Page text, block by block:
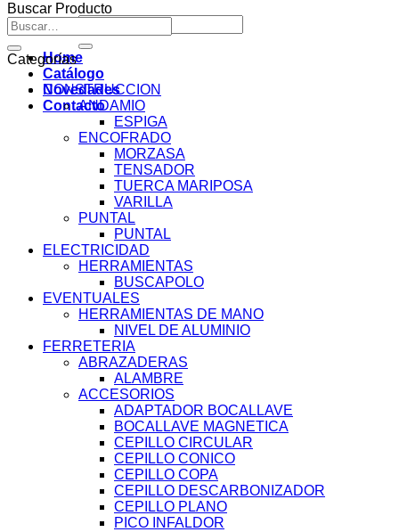
Buscar
por:
Home
Catálogo
Novedades
Contacto
Buscar Producto
Buscar
por:
Categorías
CONSTRUCCION
ANDAMIO
ESPIGA
ENCOFRADO
MORZASA
TENSADOR
TUERCA MARIPOSA
VARILLA
PUNTAL
PUNTAL
ELECTRICIDAD
HERRAMIENTAS
BUSCAPOLO
EVENTUALES
HERRAMIENTAS DE MANO
NIVEL DE ALUMINIO
FERRETERIA
ABRAZADERAS
ALAMBRE
ACCESORIOS
ADAPTADOR BOCALLAVE
BOCALLAVE MAGNETICA
CEPILLO CIRCULAR
CEPILLO CONICO
CEPILLO COPA
CEPILLO DESCARBONIZADOR
CEPILLO PLANO
PICO INFALDOR